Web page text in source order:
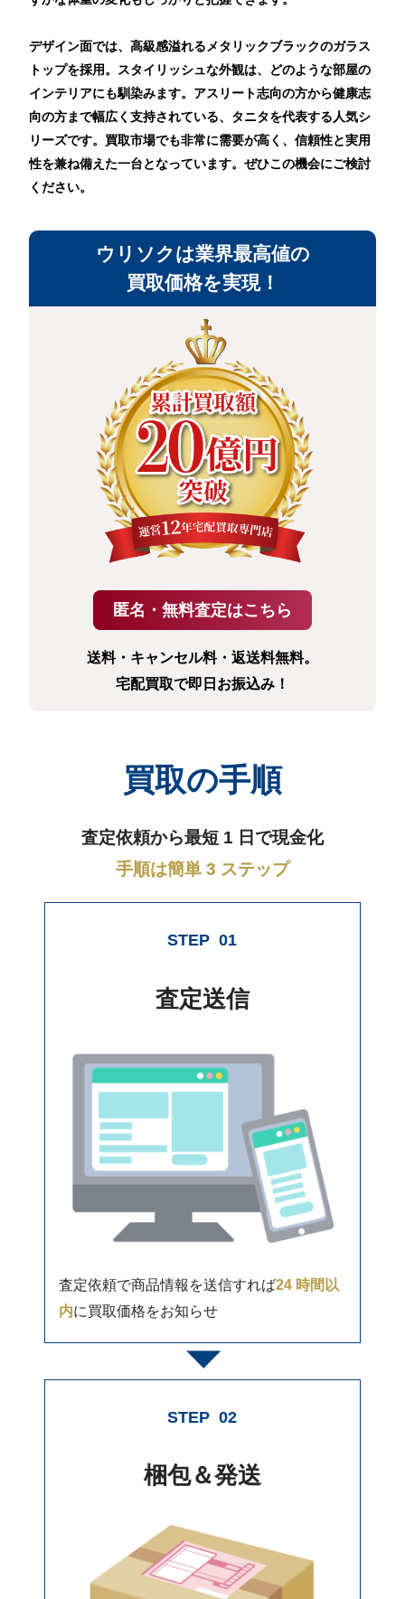
デザイン面では、高級感溢れるメタリックブラックのガラス
トップを採用。スタイリッシュな外観は、どのような部屋の
インテリアにも馴染みます。アスリート志向の方から健康志
向の方まで幅広く支持されている、タニタを代表する人気シ
リーズです。買取市場でも非常に需要が高く、信頼性と実用
性を兼ね備えた一台となっています。ぜひこの機会にご検討
ください。
ウリソクは業界最高値の
買取価格を実現！
送料・キャンセル料・返送料無料。
宅配買取で即日お振込み！
買取の手順
査定依頼から最短 1 日で現金化
手順は簡単 3 ステップ
STEP 01
査定送信
査定依頼で商品情報を送信すれば24 時間以
内に買取価格をお知らせ
STEP 02
梱包＆発送